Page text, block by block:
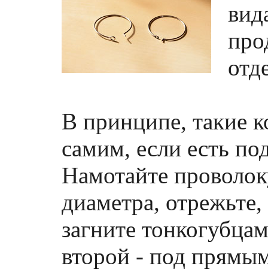
В принципе, такие
самим, если есть
Намотайте
диаметра,
загните
второй - под